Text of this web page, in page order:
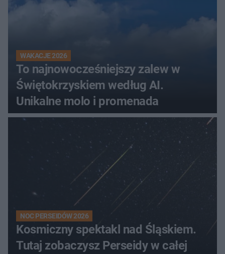
WAKACJE 2026
To najnowocześniejszy zalew w
Świętokrzyskiem według AI.
Unikalne molo i promenada
NOC PERSEIDÓW 2026
Kosmiczny spektakl nad Śląskiem.
Tutaj zobaczysz Perseidy w całej